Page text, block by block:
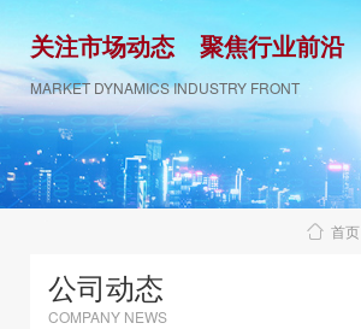
关注市场动态 聚焦行业前沿
MARKET DYNAMICS INDUSTRY FRONT
首页
公司动态
COMPANY NEWS